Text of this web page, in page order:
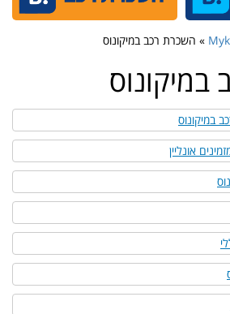
» השכרת רכב במיקונוס
במיקונוס
אונליין